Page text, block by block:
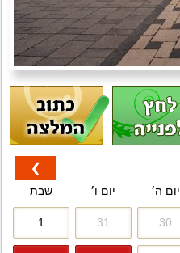
יום ה׳ יום ו׳ שבת
30
31
1
❯